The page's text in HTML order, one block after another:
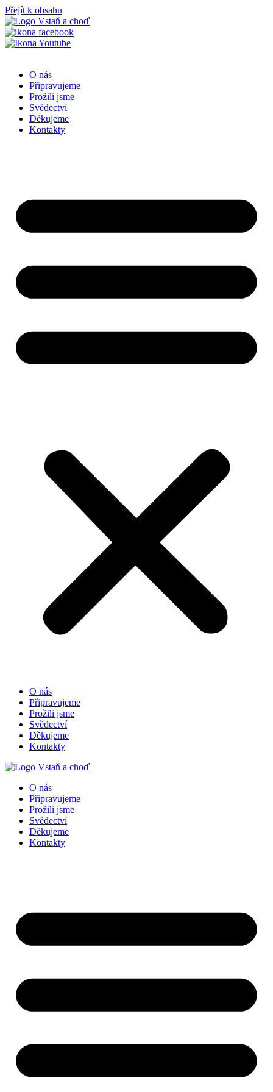
Přejít k obsahu
O nás
Připravujeme
Prožili jsme
Svědectví
Děkujeme
Kontakty
O nás
Připravujeme
Prožili jsme
Svědectví
Děkujeme
Kontakty
O nás
Připravujeme
Prožili jsme
Svědectví
Děkujeme
Kontakty